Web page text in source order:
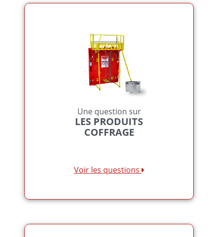
Une question sur
LES PRODUITS
COFFRAGE
Voir les questions